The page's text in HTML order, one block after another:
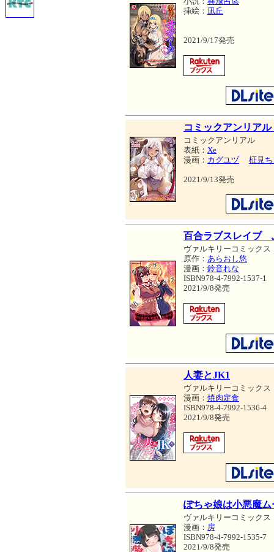
挿絵： 凪丘
2021/9/17発売
コミックアンリアル
コミックアンリアル
表紙： Xe
漫画： カグユヅ 柾見
2021/9/13発売
百合ラブスレイブ
ヴァルキリーコミックス
原作： あらおし悠
漫画： 鈴音れな
ISBN978-4-7992-1537-1
2021/9/8発売
人妻とJK1
ヴァルキリーコミックス
漫画： 焼肉定食
ISBN978-4-7992-1536-4
2021/9/8発売
ぽちゃ娘は小悪魔
ヴァルキリーコミックス
漫画： 房
ISBN978-4-7992-1535-7
2021/9/8発売